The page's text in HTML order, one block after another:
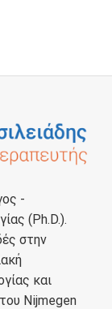
-
(Ph.D.).
στην
και
Nijmegen